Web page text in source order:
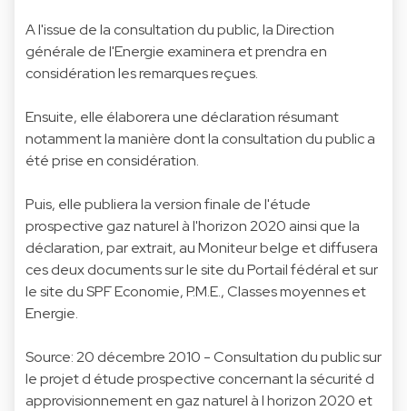
A l'issue de la consultation du public, la Direction
générale de l'Energie examinera et prendra en
considération les remarques reçues.
Ensuite, elle élaborera une déclaration résumant
notamment la manière dont la consultation du public a
été prise en considération.
Puis, elle publiera la version finale de l'étude
prospective gaz naturel à l'horizon 2020 ainsi que la
déclaration, par extrait, au Moniteur belge et diffusera
ces deux documents sur le site du Portail fédéral et sur
le site du SPF Economie, P.M.E., Classes moyennes et
Energie.
Source: 20 décembre 2010 - Consultation du public sur
le projet d étude prospective concernant la sécurité d
approvisionnement en gaz naturel à l horizon 2020 et